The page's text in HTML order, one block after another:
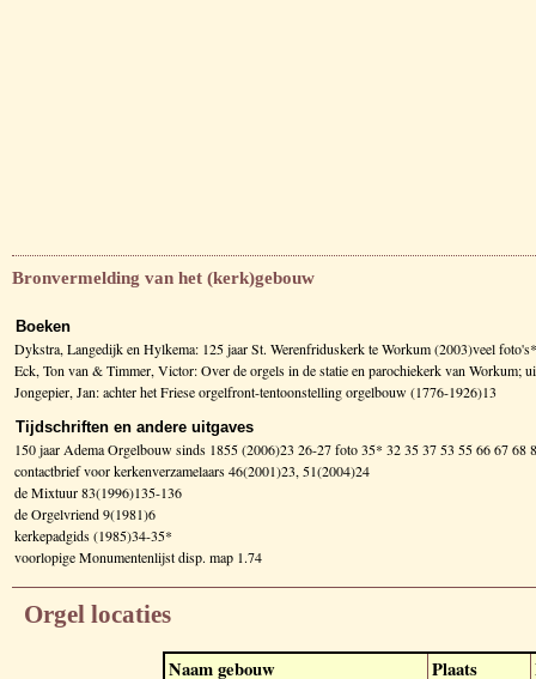
Bronvermelding van het (kerk)gebouw
Boeken
Dykstra, Langedijk en Hylkema: 125 jaar St. Werenfriduskerk te Workum (2003)veel foto's*
Eck, Ton van & Timmer, Victor: Over de orgels in de statie en parochiekerk van Workum;
Jongepier, Jan: achter het Friese orgelfront-tentoonstelling orgelbouw (1776-1926)13
Tijdschriften en andere uitgaves
150 jaar Adema Orgelbouw sinds 1855 (2006)23 26-27 foto 35* 32 35 37 53 55 66 67 68
contactbrief voor kerkenverzamelaars 46(2001)23, 51(2004)24
de Mixtuur 83(1996)135-136
de Orgelvriend 9(1981)6
kerkepadgids (1985)34-35*
voorlopige Monumentenlijst disp. map 1.74
Orgel locaties
Naam gebouw Plaats